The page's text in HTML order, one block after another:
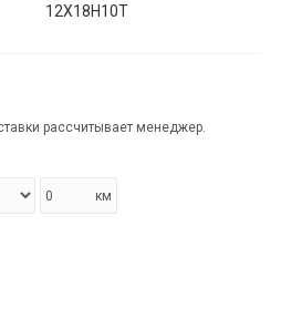
12Х18Н10Т
рассчитывает менеджер.
км